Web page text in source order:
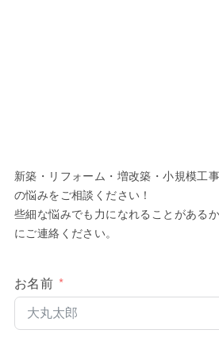
新築・リフォーム・増改築・小規模工
の悩みをご相談ください！
些細な悩みでも力になれることがある
にご連絡ください。
お名前